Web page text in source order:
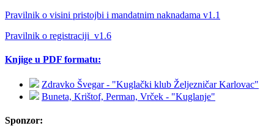
Pravilnik o visini pristojbi i mandatnim naknadama v1.1
Pravilnik o registraciji_v1.6
Knjige u PDF formatu:
Zdravko Švegar - "Kuglački klub Željezničar Karlovac"
Buneta, Krištof, Perman, Vrček - "Kuglanje"
Sponzor: